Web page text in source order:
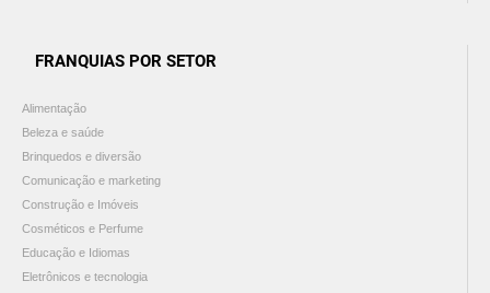
FRANQUIAS POR SETOR
Alimentação
Beleza e saúde
Brinquedos e diversão
Comunicação e marketing
Construção e Imóveis
Cosméticos e Perfume
Educação e Idiomas
Eletrônicos e tecnologia